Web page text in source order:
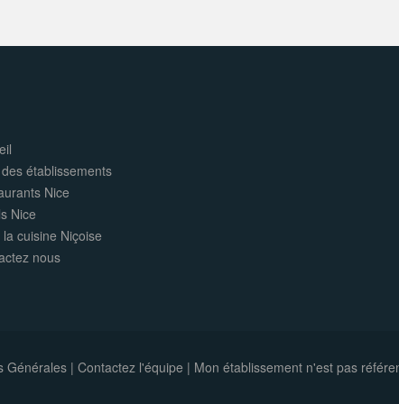
établissements
Nice
Nice
la cuisine Niçoise
nous
Générales| Contactez l'équipe | Mon établissement n'est pas